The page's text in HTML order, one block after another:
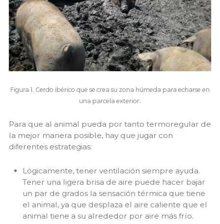
Figura 1. Cerdo ibérico que se crea su zona húmeda para echarse en
una parcela exterior.
Para que al animal pueda por tanto termoregular de
la mejor manera posible, hay que jugar con
diferentes estrategias:
Lógicamente, tener ventilación siempre ayuda.
Tener una ligera brisa de aire puede hacer bajar
un par de grados la sensación térmica que tiene
el animal, ya que desplaza el aire caliente que el
animal tiene a su alrededor por aire más frío.